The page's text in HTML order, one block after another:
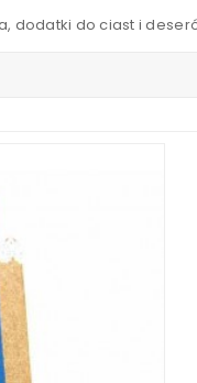
dodatki do ciast i